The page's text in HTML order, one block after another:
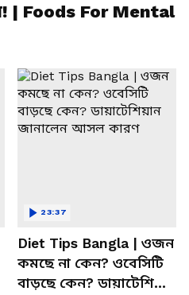
| Foods For Mental
Diet Tips Bangla | ওজন
কমছে না কেন? ওবেসিটি
বাড়ছে কেন? ডায়াটেশিয়ান
23:37